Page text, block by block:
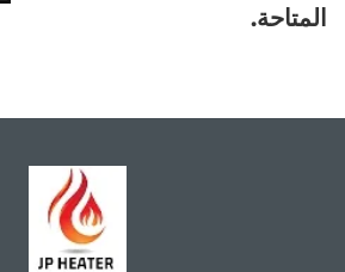
المتاحة.